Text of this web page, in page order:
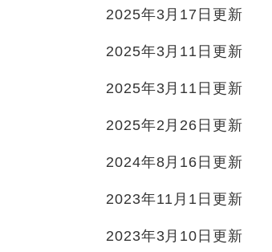
2025年3月17日更新
2025年3月11日更新
2025年3月11日更新
2025年2月26日更新
2024年8月16日更新
2023年11月1日更新
2023年3月10日更新